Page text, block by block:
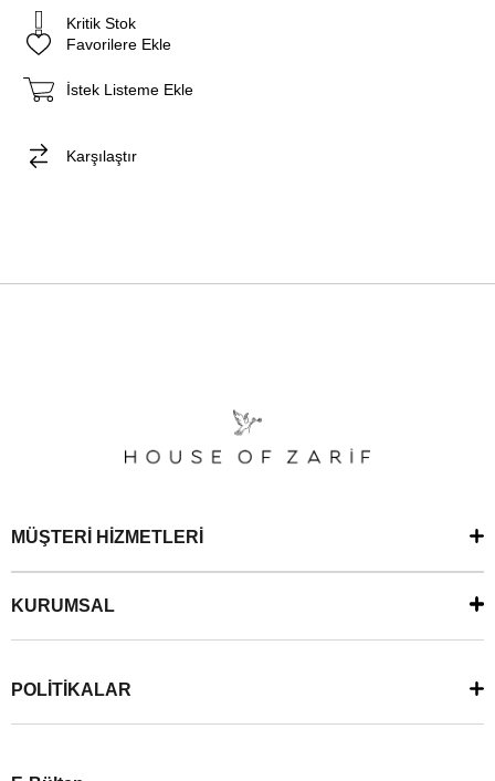
Kritik Stok
Favorilere Ekle
İstek Listeme Ekle
Karşılaştır
MÜŞTERİ HİZMETLERİ
KURUMSAL
POLİTİKALAR